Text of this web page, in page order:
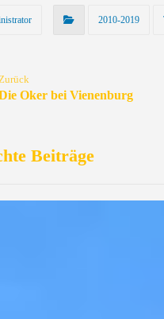
2010-2019
Oker bei Vienenburg
Beiträge